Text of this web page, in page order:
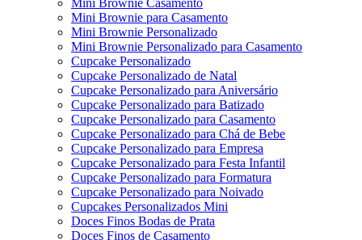
Mini Brownie Casamento
Mini Brownie para Casamento
Mini Brownie Personalizado
Mini Brownie Personalizado para Casamento
Cupcake Personalizado
Cupcake Personalizado de Natal
Cupcake Personalizado para Aniversário
Cupcake Personalizado para Batizado
Cupcake Personalizado para Casamento
Cupcake Personalizado para Chá de Bebe
Cupcake Personalizado para Empresa
Cupcake Personalizado para Festa Infantil
Cupcake Personalizado para Formatura
Cupcake Personalizado para Noivado
Cupcakes Personalizados Mini
Doces Finos Bodas de Prata
Doces Finos de Casamento